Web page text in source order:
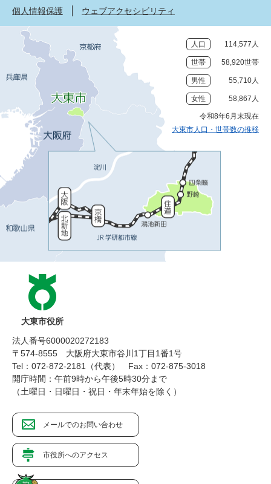
個人情報保護
ウェブアクセシビリティ
人口 114,577人
世帯 58,920世帯
男性 55,710人
女性 58,867人
令和8年6月末現在
大東市人口・世帯数の推移
大東市役所
法人番号6000020272183
〒574-8555 大阪府大東市谷川1丁目1番1号
Tel：072-872-2181（代表）
Fax：072-875-3018
開庁時間：午前9時から午後5時30分まで
（土曜日・日曜日・祝日・年末年始を除く）
メールでのお問い合わせ
市役所へのアクセス